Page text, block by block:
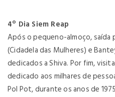
4º Dia Siem Reap
Após o pequeno-almoço, saída
(Cidadela das Mulheres) e
dedicados a Shiva. Por fim,
dedicado aos milhares de
Pol Pot, durante os anos de